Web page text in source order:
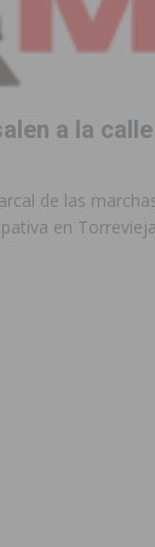
a la
de las
en Torrevieja